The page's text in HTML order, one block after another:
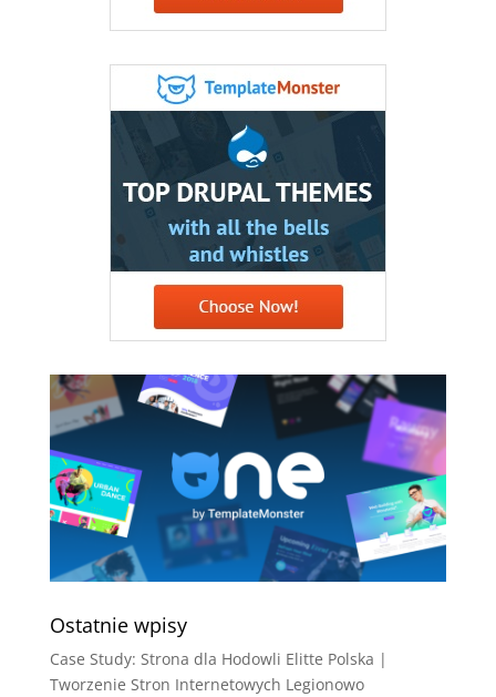
Ostatnie wpisy
Case Study: Strona dla Hodowli Elitte Polska |
Tworzenie Stron Internetowych Legionowo